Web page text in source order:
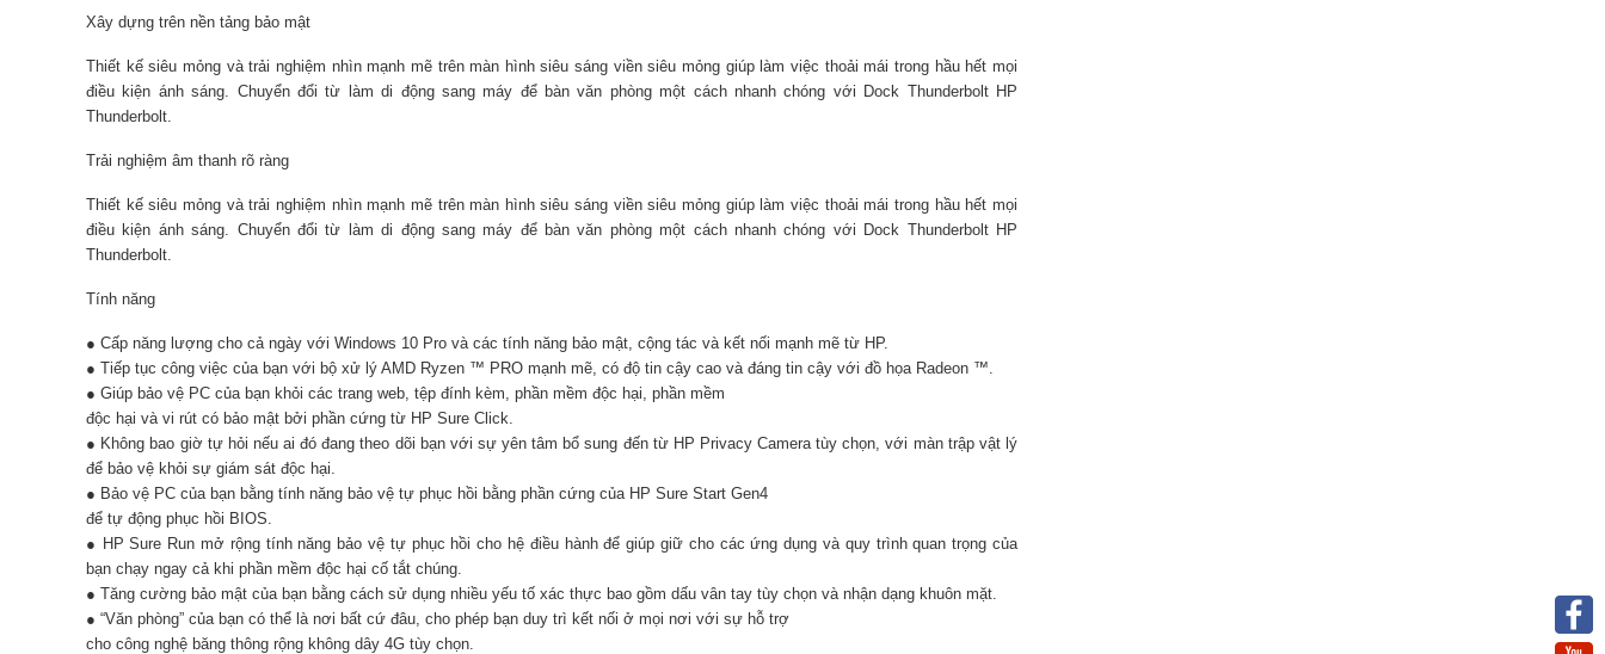
Xây dựng trên nền tảng bảo mật
Thiết kế siêu mỏng và trải nghiệm nhìn mạnh mẽ trên màn hình siêu sáng viền siêu mỏng giúp làm việc thoải mái trong hầu hết mọi
điều kiện ánh sáng. Chuyển đổi từ làm di động sang máy để bàn văn phòng một cách nhanh chóng với Dock Thunderbolt HP
Thunderbolt.
Trải nghiệm âm thanh rõ ràng
Thiết kế siêu mỏng và trải nghiệm nhìn mạnh mẽ trên màn hình siêu sáng viền siêu mỏng giúp làm việc thoải mái trong hầu hết mọi
điều kiện ánh sáng. Chuyển đổi từ làm di động sang máy để bàn văn phòng một cách nhanh chóng với Dock Thunderbolt HP
Thunderbolt.
Tính năng
● Cấp năng lượng cho cả ngày với Windows 10 Pro và các tính năng bảo mật, cộng tác và kết nối mạnh mẽ từ HP.
● Tiếp tục công việc của bạn với bộ xử lý AMD Ryzen ™ PRO mạnh mẽ, có độ tin cậy cao và đáng tin cậy với đồ họa Radeon ™.
● Giúp bảo vệ PC của bạn khỏi các trang web, tệp đính kèm, phần mềm độc hại, phần mềm
độc hại và vi rút có bảo mật bởi phần cứng từ HP Sure Click.
● Không bao giờ tự hỏi nếu ai đó đang theo dõi bạn với sự yên tâm bổ sung đến từ HP Privacy Camera tùy chọn, với màn trập vật lý
để bảo vệ khỏi sự giám sát độc hại.
● Bảo vệ PC của bạn bằng tính năng bảo vệ tự phục hồi bằng phần cứng của HP Sure Start Gen4
để tự động phục hồi BIOS.
● HP Sure Run mở rộng tính năng bảo vệ tự phục hồi cho hệ điều hành để giúp giữ cho các ứng dụng và quy trình quan trọng của
bạn chạy ngay cả khi phần mềm độc hại cố tắt chúng.
● Tăng cường bảo mật của bạn bằng cách sử dụng nhiều yếu tố xác thực bao gồm dấu vân tay tùy chọn và nhận dạng khuôn mặt.
● “Văn phòng” của bạn có thể là nơi bất cứ đâu, cho phép bạn duy trì kết nối ở mọi nơi với sự hỗ trợ
cho công nghệ băng thông rộng không dây 4G tùy chọn.